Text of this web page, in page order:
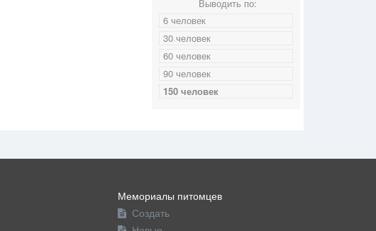
Выводить по:
6 человек
30 человек
60 человек
90 человек
150 человек
Мемориалы питомцев
Создать